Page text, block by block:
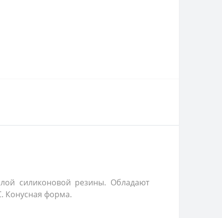
силиконовой резины. Обладают
Конусная форма.